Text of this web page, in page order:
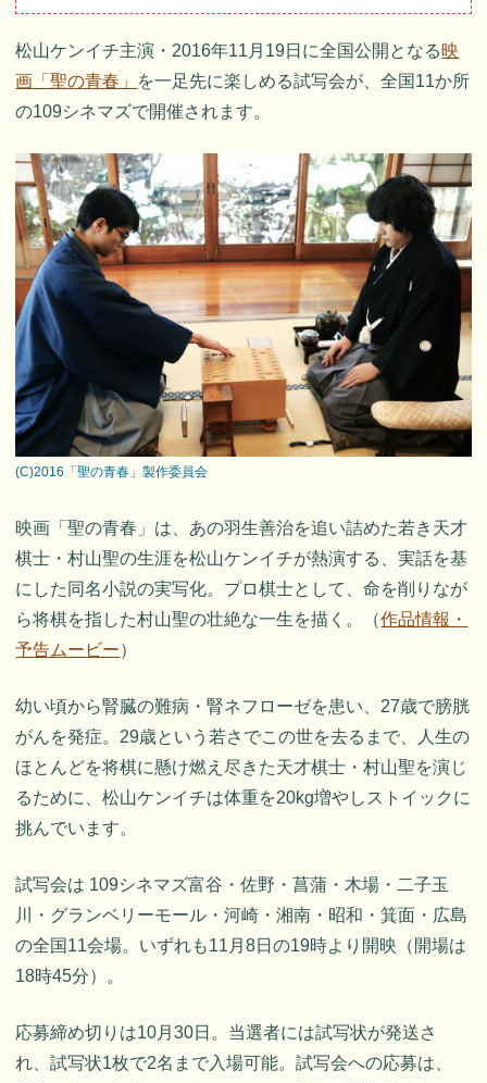
松山ケンイチ主演・2016年11月19日に全国公開となる映
画「聖の青春」 を一足先に楽しめる試写会が、全国11か所
の109シネマズで開催されます。
(C)2016「聖の青春」製作委員会
映画「聖の青春」は、あの羽生善治を追い詰めた若き天才
棋士・村山聖の生涯を松山ケンイチが熱演する、実話を基
にした同名小説の実写化。プロ棋士として、命を削りなが
ら将棋を指した村山聖の壮絶な一生を描く。（作品情報・
予告ムービー）
幼い頃から腎臓の難病・腎ネフローゼを患い、27歳で膀胱
がんを発症。29歳という若さでこの世を去るまで、人生の
ほとんどを将棋に懸け燃え尽きた天才棋士・村山聖を演じ
るために、松山ケンイチは体重を20kg増やしストイックに
挑んでいます。
試写会は 109シネマズ富谷・佐野・菖蒲・木場・二子玉
川・グランベリーモール・河崎・湘南・昭和・箕面・広島
の全国11会場。いずれも11月8日の19時より開映（開場は
18時45分）。
応募締め切りは10月30日。当選者には試写状が発送さ
れ、試写状1枚で2名まで入場可能。試写会への応募は、